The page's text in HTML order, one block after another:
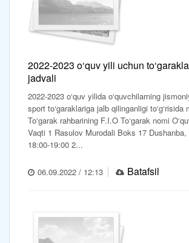
2022-2023 o‘quv yili uchun
jadvali
2022-2023 o‘quv yilida o‘quvchilarning
sport to‘garaklariga jalb qilinganligi
To‘garak rahbarining F.I.O To‘garak nomi
Vaqti 1 Rasulov Murodali Boks 17 Dushanba,
18:00-19:00 2...
06.09.2022 / 12:13 Batafsil